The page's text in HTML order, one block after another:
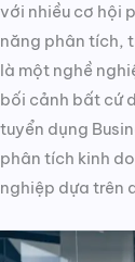
với nhiều cơ hội
năng phân tích,
là một nghề
bối cảnh bất cứ
tuyển dụng
phân tích kinh
nghiệp dựa trên